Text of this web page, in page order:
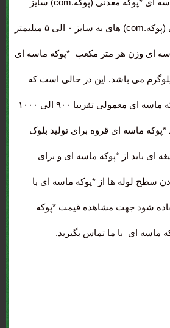
ماسه ای به *پوکه معدنی (پوکه.com) های به سایز ۰ الی ۵ میلیمتر
ای وزن هر متر مکعب *پوکه ماسه ای
۸۰۰ الی ۹۰۰ کیلوگرم می باشد. این در حالی است که
وزن هر متر مکعب .*پوکه ماسه ای معمولی تقریبا ۹۰۰ الی ۱۰۰۰
ماسه ای قروه برای تولید بلوک
ای باید از *پوکه ماسه ای و برای
سطح لوله ها از *پوکه ماسه ای با
استفاده شود جهت مشاهده قیمت *پوکه
ماسه ای با ما تماس بگیرید.